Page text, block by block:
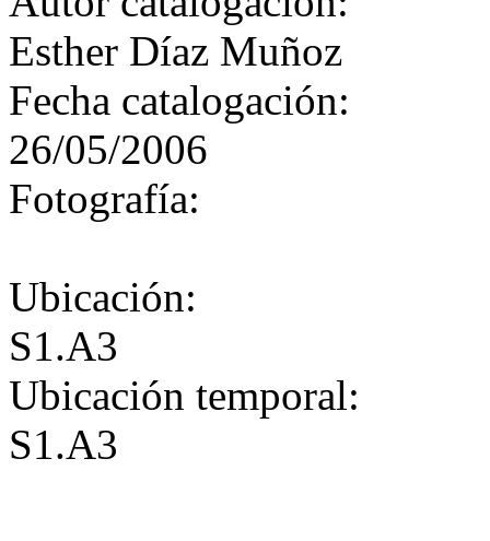
Esther Díaz Muñoz
Fecha catalogación:
26/05/2006
Fotografía:
Ubicación:
S1.A3
Ubicación temporal:
S1.A3